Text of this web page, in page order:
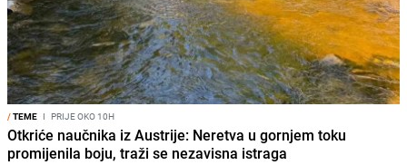
/TEME I PRIJE OKO 10H
Otkriće naučnika iz Austrije: Neretva u gornjem toku
promijenila boju, traži se nezavisna istraga